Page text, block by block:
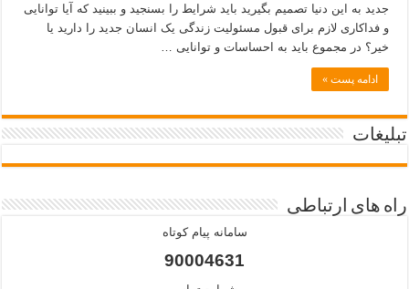
جدید به این دنیا تصمیم بگیرید باید شرایط را بسنجید و ببینید که آیا توانایی
و فداکاری لازم برای قبول مسئولیت زندگی یک انسان جدید را دارید یا
خیر؟ در مجموع باید به احساسات و توانایی …
ادامه پست »
تبلیغات
راه های ارتباطی
سامانه پیام کوتاه
90004631